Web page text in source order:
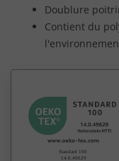
Doublure
Contient du